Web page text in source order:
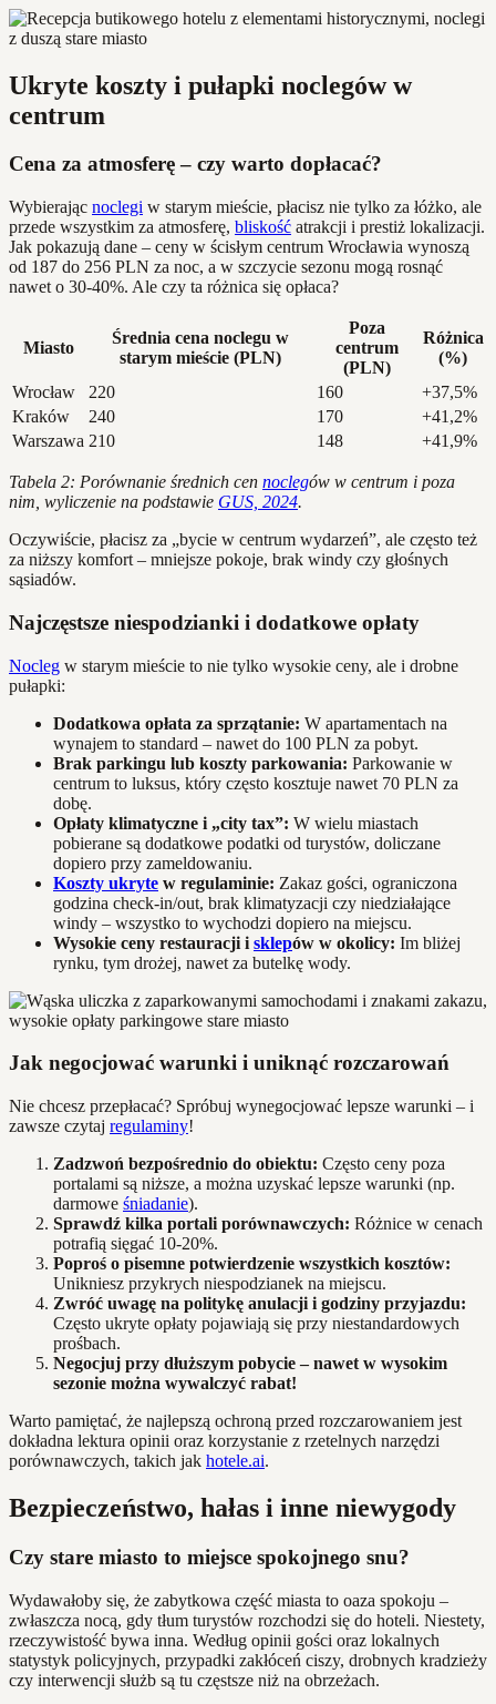
Ukryte koszty i pułapki noclegów w
centrum
Cena za atmosferę – czy warto dopłacać?
Wybierając noclegi w starym mieście, płacisz nie tylko za łóżko, ale
przede wszystkim za atmosferę, bliskość atrakcji i prestiż lokalizacji.
Jak pokazują dane – ceny w ścisłym centrum Wrocławia wynoszą
od 187 do 256 PLN za noc, a w szczycie sezonu mogą rosnąć
nawet o 30-40%. Ale czy ta różnica się opłaca?
Miasto
Średnia cena noclegu w
starym mieście (PLN)
Poza
centrum
(PLN)
Różnica
(%)
Wrocław
220 160
+37,5%
Kraków
240 170
+41,2%
Warszawa 210 148 +41,9%
Tabela 2: Porównanie średnich cen noclegów w centrum i poza
nim, wyliczenie na podstawie GUS, 2024.
Oczywiście, płacisz za „bycie w centrum wydarzeń”, ale często też
za niższy komfort – mniejsze pokoje, brak windy czy głośnych
sąsiadów.
Najczęstsze niespodzianki i dodatkowe opłaty
Nocleg w starym mieście to nie tylko wysokie ceny, ale i drobne
pułapki:
Dodatkowa opłata za sprzątanie: W apartamentach na
wynajem to standard – nawet do 100 PLN za pobyt.
Brak parkingu lub koszty parkowania: Parkowanie w
centrum to luksus, który często kosztuje nawet 70 PLN za
dobę.
Opłaty klimatyczne i „city tax”: W wielu miastach
pobierane są dodatkowe podatki od turystów, doliczane
dopiero przy zameldowaniu.
Koszty ukryte w regulaminie: Zakaz gości, ograniczona
godzina check-in/out, brak klimatyzacji czy niedziałające
windy – wszystko to wychodzi dopiero na miejscu.
Wysokie ceny restauracji i sklepów w okolicy: Im bliżej
rynku, tym drożej, nawet za butelkę wody.
Jak negocjować warunki i uniknąć rozczarowań
Nie chcesz przepłacać? Spróbuj wynegocjować lepsze warunki – i
zawsze czytaj regulaminy!
Zadzwoń bezpośrednio do obiektu: Często ceny poza
portalami są niższe, a można uzyskać lepsze warunki (np.
darmowe śniadanie).
Sprawdź kilka portali porównawczych: Różnice w cenach
potrafią sięgać 10-20%.
Poproś o pisemne potwierdzenie wszystkich kosztów:
Unikniesz przykrych niespodzianek na miejscu.
Zwróć uwagę na politykę anulacji i godziny przyjazdu:
Często ukryte opłaty pojawiają się przy niestandardowych
prośbach.
Negocjuj przy dłuższym pobycie – nawet w wysokim
sezonie można wywalczyć rabat!
Warto pamiętać, że najlepszą ochroną przed rozczarowaniem jest
dokładna lektura opinii oraz korzystanie z rzetelnych narzędzi
porównawczych, takich jak hotele.ai.
Bezpieczeństwo, hałas i inne niewygody
Czy stare miasto to miejsce spokojnego snu?
Wydawałoby się, że zabytkowa część miasta to oaza spokoju –
zwłaszcza nocą, gdy tłum turystów rozchodzi się do hoteli. Niestety,
rzeczywistość bywa inna. Według opinii gości oraz lokalnych
statystyk policyjnych, przypadki zakłóceń ciszy, drobnych kradzieży
czy interwencji służb są tu częstsze niż na obrzeżach.